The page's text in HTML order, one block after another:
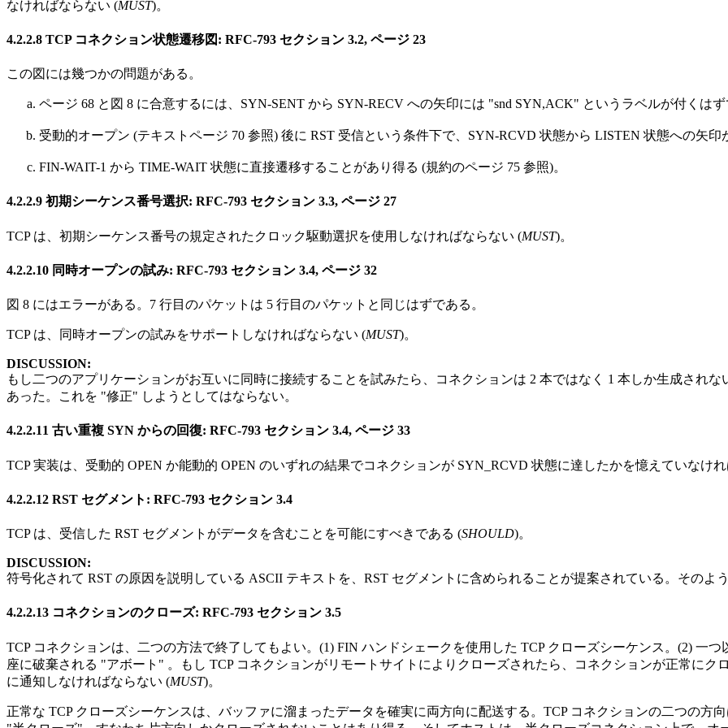
なければならない (MUST)。
4.2.2.8 TCP コネクション状態遷移図: RFC-793 セクション 3.2, ページ 23
この図には幾つかの問題がある。
ページ 68 と図 8 に合意するには、SYN-SENT から SYN-RECV への矢印には "snd SYN,ACK" というラベルが付くはず
受動的オープン (テキストページ 70 参照) 後に RST 受信という条件下で、SYN-RCVD 状態から LISTEN 状態への矢印
FIN-WAIT-1 から TIME-WAIT 状態に直接遷移することがあり得る (規約のページ 75 参照)。
4.2.2.9 初期シーケンス番号選択: RFC-793 セクション 3.3, ページ 27
TCP は、初期シーケンス番号の規定されたクロック駆動選択を使用しなければならない (MUST)。
4.2.2.10 同時オープンの試み: RFC-793 セクション 3.4, ページ 32
図 8 にはエラーがある。7 行目のパケットは 5 行目のパケットと同じはずである。
TCP は、同時オープンの試みをサポートしなければならない (MUST)。
DISCUSSION:
もし二つのアプリケーションがお互いに同時に接続することを試みたら、コネクションは 2 本ではなく 1 本しか生成され
あった。これを "修正" しようとしてはならない。
4.2.2.11 古い重複 SYN からの回復: RFC-793 セクション 3.4, ページ 33
TCP 実装は、受動的 OPEN か能動的 OPEN のいずれの結果でコネクションが SYN_RCVD 状態に達したかを憶えていなけ
4.2.2.12 RST セグメント: RFC-793 セクション 3.4
TCP は、受信した RST セグメントがデータを含むことを可能にすべきである (SHOULD)。
DISCUSSION:
符号化されて RST の原因を説明している ASCII テキストを、RST セグメントに含められることが提案されている。そのよ
4.2.2.13 コネクションのクローズ: RFC-793 セクション 3.5
TCP コネクションは、二つの方法で終了してもよい。(1) FIN ハンドシェークを使用した TCP クローズシーケンス。(2) 一
座に破棄される "アボート" 。もし TCP コネクションがリモートサイトによりクローズされたら、コネクションが正常に
に通知しなければならない (MUST)。
正常な TCP クローズシーケンスは、バッファに溜まったデータを確実に両方向に配送する。TCP コネクションの二つの方